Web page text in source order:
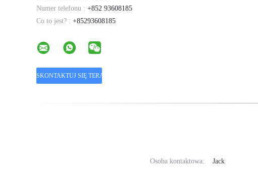
Numer telefonu : +852 93608185
Co to jest? : +85293608185
Osoba kontaktowa:
Jack